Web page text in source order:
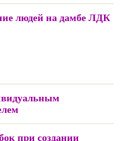
людей на дамбе ЛДК
при создании